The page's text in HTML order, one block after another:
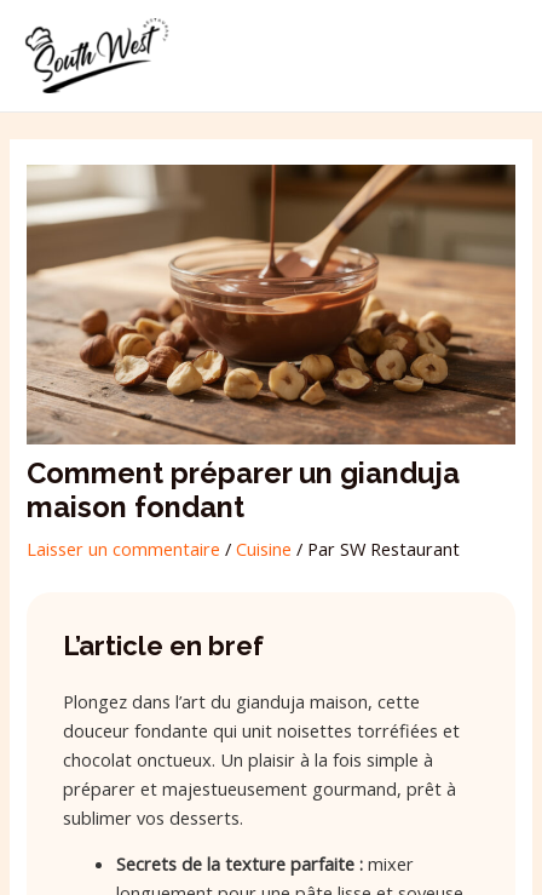
contenu
Comment préparer un gianduja
maison fondant
Laisser un commentaire /Cuisine / ParSW Restaurant
L’article en bref
Plongez dans l’art du gianduja maison, cette
douceur fondante qui unit noisettes torréfiées et
chocolat onctueux. Un plaisir à la fois simple à
préparer et majestueusement gourmand, prêt à
sublimer vos desserts.
Secrets de la texture parfaite : mixer